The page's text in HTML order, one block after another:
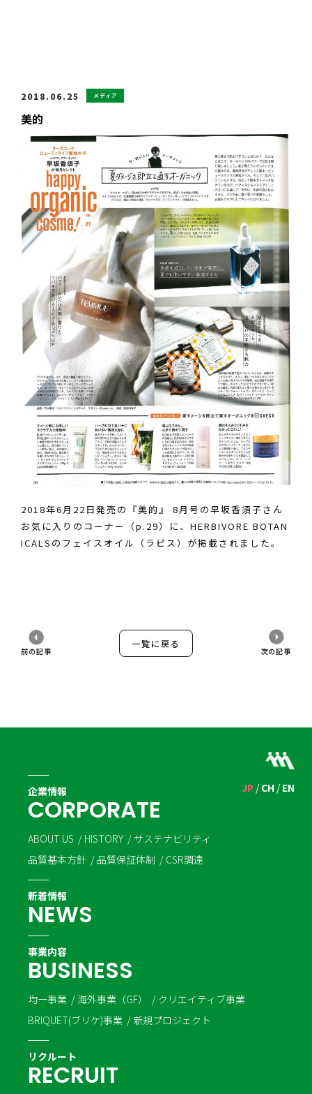
2018.06.25 メディア
美的
2018年6月22日発売の『美的』 8月号の早坂香須子さん
お気に入りのコーナー（p.29）に、HERBIVORE BOTAN
ICALSのフェイスオイル（ラピス）が掲載されました。
前の記事
一覧に戻る
次の記事
JP CH EN
企業情報
CORPORATE
ABOUT US HISTORY
サステナビリティ
品質基本方針
品質保証体制 CSR調達
新着情報
NEWS
事業内容
BUSINESS
均一事業 海外事業（GF）
クリエイティブ事業
BRIQUET(ブリケ)事業
新規プロジェクト
リクルート
RECRUIT